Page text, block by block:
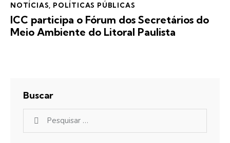
NOTÍCIAS POLÍTICAS PÚBLICAS
ICC participa o Fórum dos Secretários do
Meio Ambiente do Litoral Paulista
Buscar